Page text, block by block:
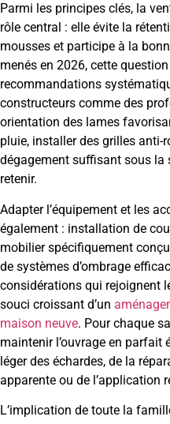
Parmi les principes clés, la
rôle central : elle évite la
mousses et participe à la
menés en 2026, cette
recommandations
constructeurs comme des
orientation des lames
pluie, installer des grilles anti-
dégagement suffisant sous la
retenir.
Adapter l’équipement et les
également : installation de
mobilier spécifiquement
de systèmes d’ombrage
considérations qui rejoignent
souci croissant d’un
maison neuve. Pour chaque
maintenir l’ouvrage en parfait
léger des échardes, de la
apparente ou de l’application
L’implication de toute la